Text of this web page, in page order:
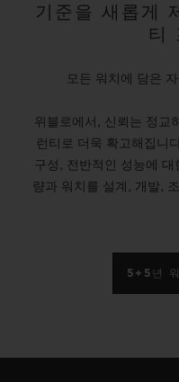
기준을 새롭게
티
모든 워치에 담은
위블로에서, 신뢰는 정교
런티로 더욱 확고해집니
구성, 전반적인 성능에
량과 워치를 설계, 개발,
5+5년